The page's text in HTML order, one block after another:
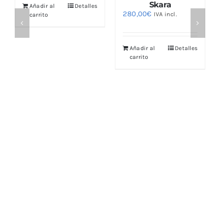
Añadir al
carrito
Detalles
Skara
280,00€ IVA incl.
Añadir al
carrito
Detalles